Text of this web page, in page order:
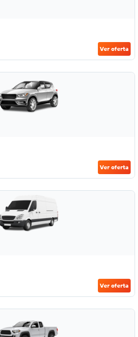
Ver oferta
Ver oferta
Ver oferta